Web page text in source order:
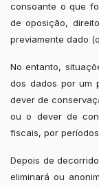
consoante o que
de oposição,
previamente dado
No entanto,
dos dados por um
dever de
ou o dever de
fiscais, por
Depois de
eliminará ou